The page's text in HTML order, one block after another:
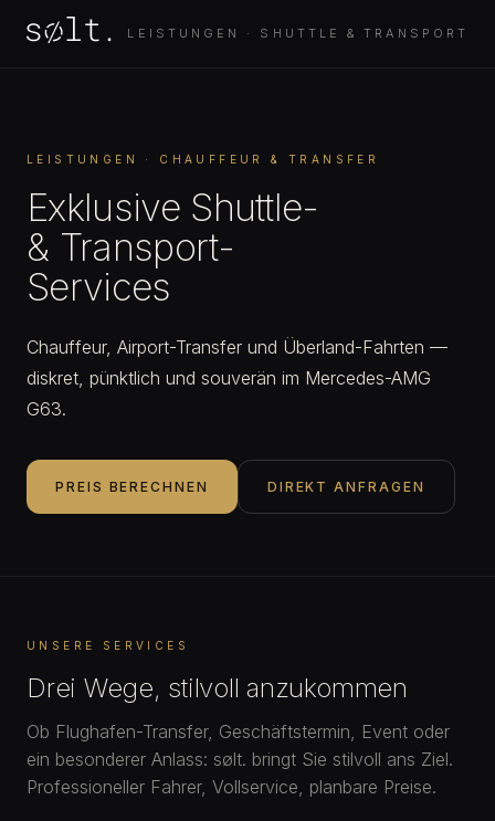
LEISTUNGEN · SHUTTLE & TRANSPORT
LEISTUNGEN · CHAUFFEUR & TRANSFER
Exklusive Shuttle-
& Transport-
Services
Chauffeur, Airport-Transfer und Überland-Fahrten —
diskret, pünktlich und souverän im Mercedes-AMG
G63.
PREIS BERECHNEN DIREKT ANFRAGEN
UNSERE SERVICES
Drei Wege, stilvoll anzukommen
Ob Flughafen-Transfer, Geschäftstermin, Event oder
ein besonderer Anlass: sølt. bringt Sie stilvoll ans Ziel.
Professioneller Fahrer, Vollservice, planbare Preise.